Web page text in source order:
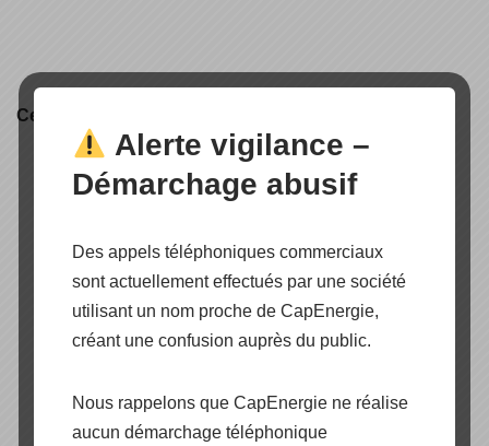
Certification produit
Alerte vigilance –
Démarchage abusif
Des appels téléphoniques commerciaux
sont actuellement effectués par une société
utilisant un nom proche de CapEnergie,
créant une confusion auprès du public.
Nous rappelons que CapEnergie ne réalise
aucun démarchage téléphonique